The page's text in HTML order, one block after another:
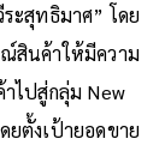
ะสุทธิมาศ” โดย
สินค้าให้มีความ
ไปสู่กลุ่ม New
ยตั้งเป้ายอดขาย